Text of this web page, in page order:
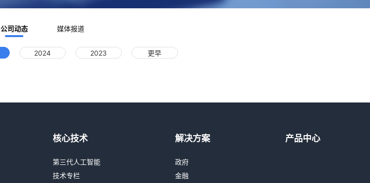
公司动态 媒体报道
2024 2023 更早
核心技术
第三代人工智能
技术专栏
解决方案
政府
金融
产品中心
400-803-1001